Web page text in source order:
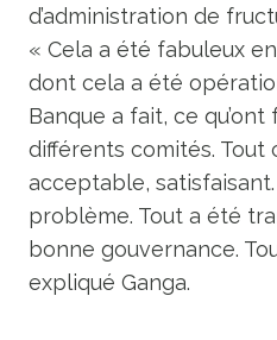
d’administration de
« Cela a été fabuleux
dont cela a été
Banque a fait, ce
différents comités. Tout
acceptable, satisfaisant.
problème. Tout a été
bonne gouvernance.
expliqué Ganga.